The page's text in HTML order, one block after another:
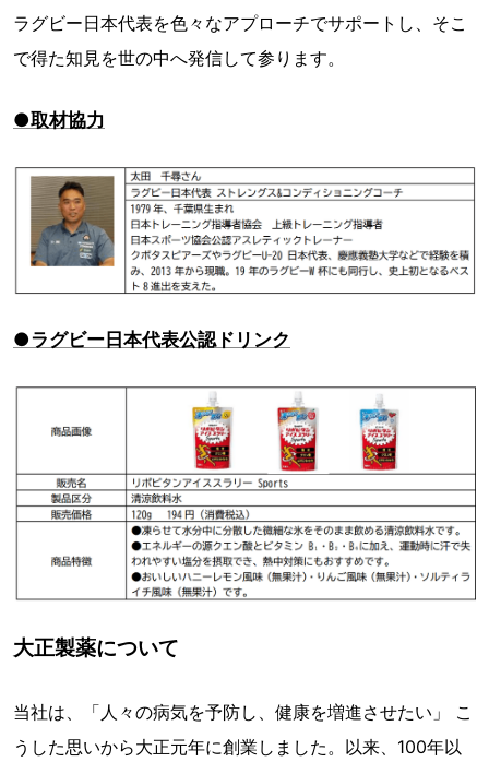
ラグビー日本代表を色々なアプローチでサポートし、そこ
で得た知見を世の中へ発信して参ります。
●取材協力
●ラグビー日本代表公認ドリンク
大正製薬について
当社は、「人々の病気を予防し、健康を増進させたい」 こ
うした思いから大正元年に創業しました。以来、100年以